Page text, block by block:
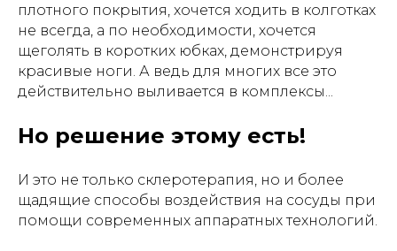
плотного покрытия, хочется ходить в колготках
не всегда, а по необходимости, хочется
щеголять в коротких юбках, демонстрируя
красивые ноги. А ведь для многих все это
действительно выливается в комплексы...
Но решение этому есть!
И это не только склеротерапия, но и более
щадящие способы воздействия на сосуды при
помощи современных аппаратных технологий.